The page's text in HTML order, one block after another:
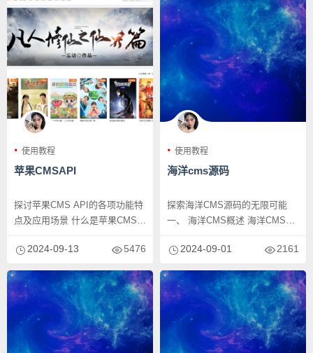
使用教程
苹果CMSAPI
探讨苹果CMS API的各项功能特
点及应用场景 什么是苹果CMS
2024-09-13 5476
使用教程
海洋cms源码
探索海洋CMS源码的无限可能
一、 海洋CMS概述 海洋CMS是
2024-09-01 2161